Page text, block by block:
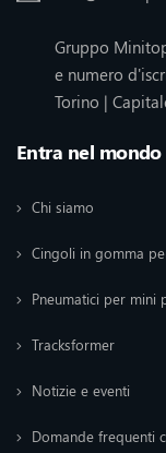
Gruppo
e numero
Torino |
Entra nel
Chi siamo
Cingoli in gomma
Pneumatici per mini
Tracksformer
Notizie e eventi
Domande frequenti